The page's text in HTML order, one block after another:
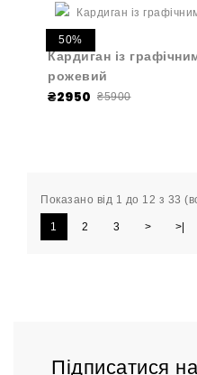
50%
Кардиган із
рожевий
₴2950 ₴5900
Показано від 1 до 12 з 33
1 2 3 > >|
Підписатися